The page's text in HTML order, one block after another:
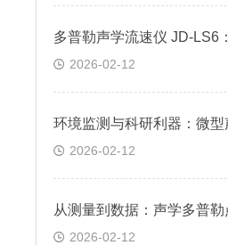
2026-02-12
2026-02-12
2026-02-12